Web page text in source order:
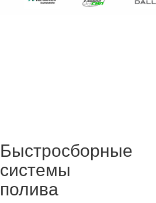
Быстросборные
системы
полива